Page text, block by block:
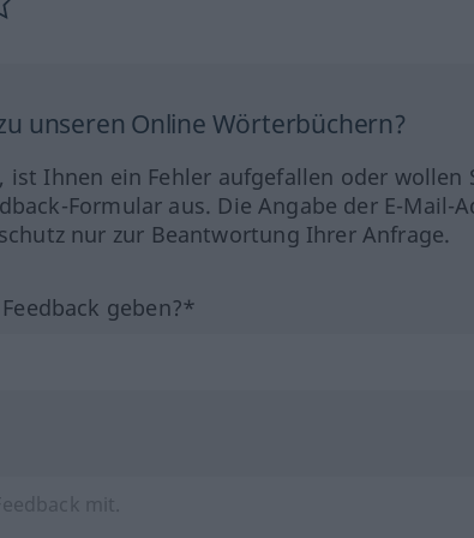
unseren Online Wörterbüchern?
ist Ihnen ein Fehler aufgefallen oder wollen
Formular aus. Die Angabe der E-
nur zur Beantwortung Ihrer Anfrage.
geben?*